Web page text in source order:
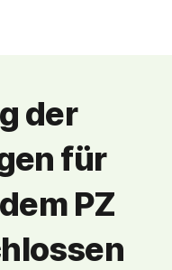
der
für
PZ